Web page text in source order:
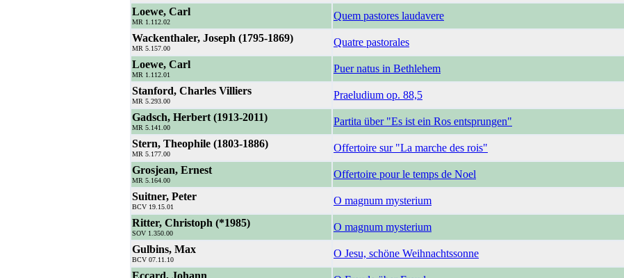
Loewe, Carl
MR 1.112.02
Quem pastores laudavere
Wackenthaler, Joseph (1795-1869)
MR 5.157.00
Quatre pastorales
Loewe, Carl
MR 1.112.01
Puer natus in Bethlehem
Stanford, Charles Villiers
MR 5.293.00
Praeludium op. 88,5
Gadsch, Herbert (1913-2011)
MR 5.141.00
Partita über "Es ist ein Ros entsprungen"
Stern, Theophile (1803-1886)
MR 5.177.00
Offertoire sur "La marche des rois"
Grosjean, Ernest
MR 5.164.00
Offertoire pour le temps de Noel
Suitner, Peter
BCV 19.15.01
O magnum mysterium
Ritter, Christoph (*1985)
SOV 1.350.00
O magnum mysterium
Gulbins, Max
BCV 07.11.10
O Jesu, schöne Weihnachtssonne
Eccard, Johann